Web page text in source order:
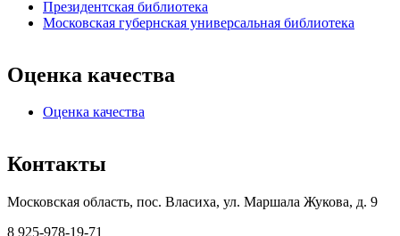
Президентская библиотека
Московская губернская универсальная библиотека
Оценка качества
Оценка качества
Контакты
Московская область, пос. Власиха, ул. Маршала Жукова, д. 9
8 925-978-19-71